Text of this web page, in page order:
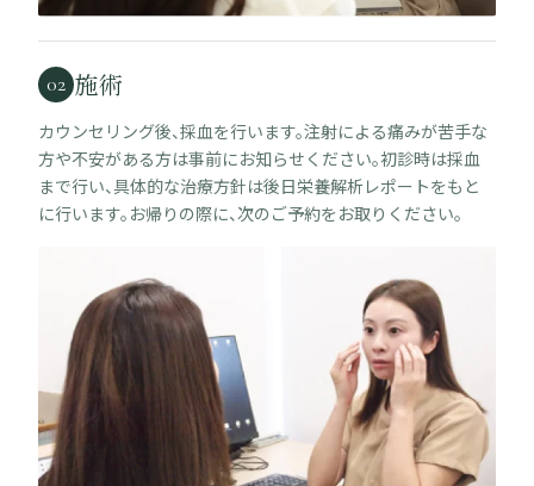
02 施術
カウンセリング後、採血を行います。注射による痛みが苦手な
方や不安がある方は事前にお知らせください。初診時は採血
まで行い、具体的な治療方針は後日栄養解析レポートをもと
に行います。お帰りの際に、次のご予約をお取りください。